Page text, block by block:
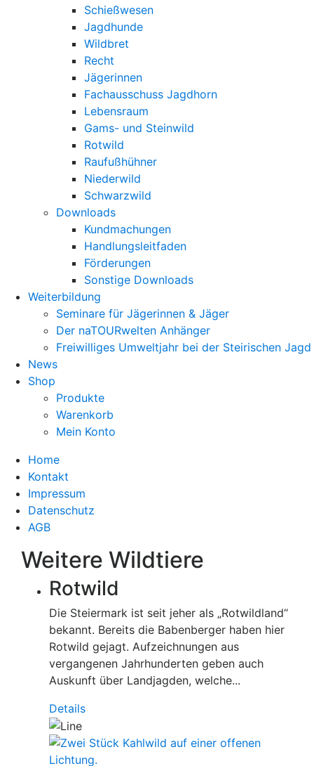
Schießwesen
Jagdhunde
Wildbret
Recht
Jägerinnen
Fachausschuss Jagdhorn
Lebensraum
Gams- und Steinwild
Rotwild
Raufußhühner
Niederwild
Schwarzwild
Downloads
Kundmachungen
Handlungsleitfaden
Förderungen
Sonstige Downloads
Weiterbildung
Seminare für Jägerinnen & Jäger
Der naTOURwelten Anhänger
Freiwilliges Umweltjahr bei der Steirischen Jagd
News
Shop
Produkte
Warenkorb
Mein Konto
Home
Kontakt
Impressum
Datenschutz
AGB
Weitere Wildtiere
Rotwild
Die Steiermark ist seit jeher als „Rotwildland“
bekannt. Bereits die Babenberger haben hier
Rotwild gejagt. Aufzeichnungen aus
vergangenen Jahrhunderten geben auch
Auskunft über Landjagden, welche...
Details